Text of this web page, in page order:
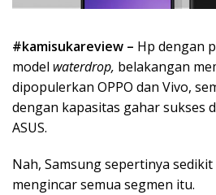
#kamisukareview – Hp dengan
model waterdrop, belakangan
dipopulerkan OPPO dan Vivo,
dengan kapasitas gahar sukses
ASUS.
Nah, Samsung sepertinya sedikit
mengincar semua segmen itu.